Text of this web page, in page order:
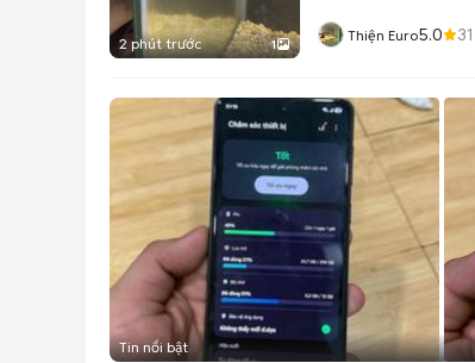
2 phút trước 1 Thiện Euro5.0 31
Tin nổi bật